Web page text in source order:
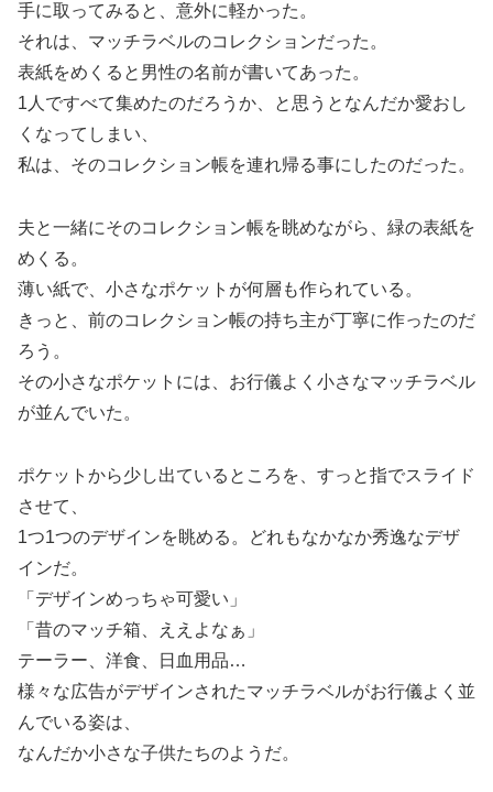
手に取ってみると、意外に軽かった。
それは、マッチラベルのコレクションだった。
表紙をめくると男性の名前が書いてあった。
1人ですべて集めたのだろうか、と思うとなんだか愛おし
くなってしまい、
私は、そのコレクション帳を連れ帰る事にしたのだった。
夫と一緒にそのコレクション帳を眺めながら、緑の表紙を
めくる。
薄い紙で、小さなポケットが何層も作られている。
きっと、前のコレクション帳の持ち主が丁寧に作ったのだ
ろう。
その小さなポケットには、お行儀よく小さなマッチラベル
が並んでいた。
ポケットから少し出ているところを、すっと指でスライド
させて、
1つ1つのデザインを眺める。どれもなかなか秀逸なデザ
インだ。
「デザインめっちゃ可愛い」
「昔のマッチ箱、ええよなぁ」
テーラー、洋食、日血用品…
様々な広告がデザインされたマッチラベルがお行儀よく並
んでいる姿は、
なんだか小さな子供たちのようだ。